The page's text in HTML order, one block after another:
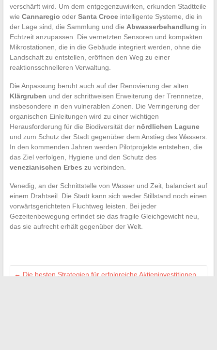
verschärft wird. Um dem entgegenzuwirken, erkunden Stadtteile
wie Cannaregio oder Santa Croceintelligente Systeme, die in
der Lage sind, die Sammlung und die Abwasserbehandlung in
Echtzeit anzupassen. Die vernetzten Sensoren und kompakten
Mikrostationen, die in die Gebäude integriert werden, ohne die
Landschaft zu entstellen, eröffnen den Weg zu einer
reaktionsschnelleren Verwaltung.
Die Anpassung beruht auch auf der Renovierung der alten
Klärgruben und der schrittweisen Erweiterung der Trennnetze,
insbesondere in den vulnerablen Zonen. Die Verringerung der
organischen Einleitungen wird zu einer wichtigen
Herausforderung für die Biodiversität der nördlichen Lagune
und zum Schutz der Stadt gegenüber dem Anstieg des Wassers.
In den kommenden Jahren werden Pilotprojekte entstehen, die
das Ziel verfolgen, Hygiene und den Schutz des
venezianischen Erbes zu verbinden.
Venedig, an der Schnittstelle von Wasser und Zeit, balanciert auf
einem Drahtseil. Die Stadt kann sich weder Stillstand noch einen
vorwärtsgerichteten Fluchtweg leisten. Bei jeder
Gezeitenbewegung erfindet sie das fragile Gleichgewicht neu,
das sie aufrecht erhält gegenüber der Welt.
← Die besten Strategien für erfolgreiche Aktieninvestitionen